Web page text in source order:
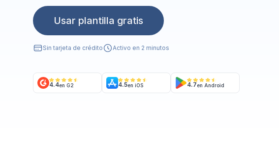
Usar plantilla gratis
Sin tarjeta de crédito Activo en 2 minutos
4.4en G2 4.5en iOS 4.7en Android